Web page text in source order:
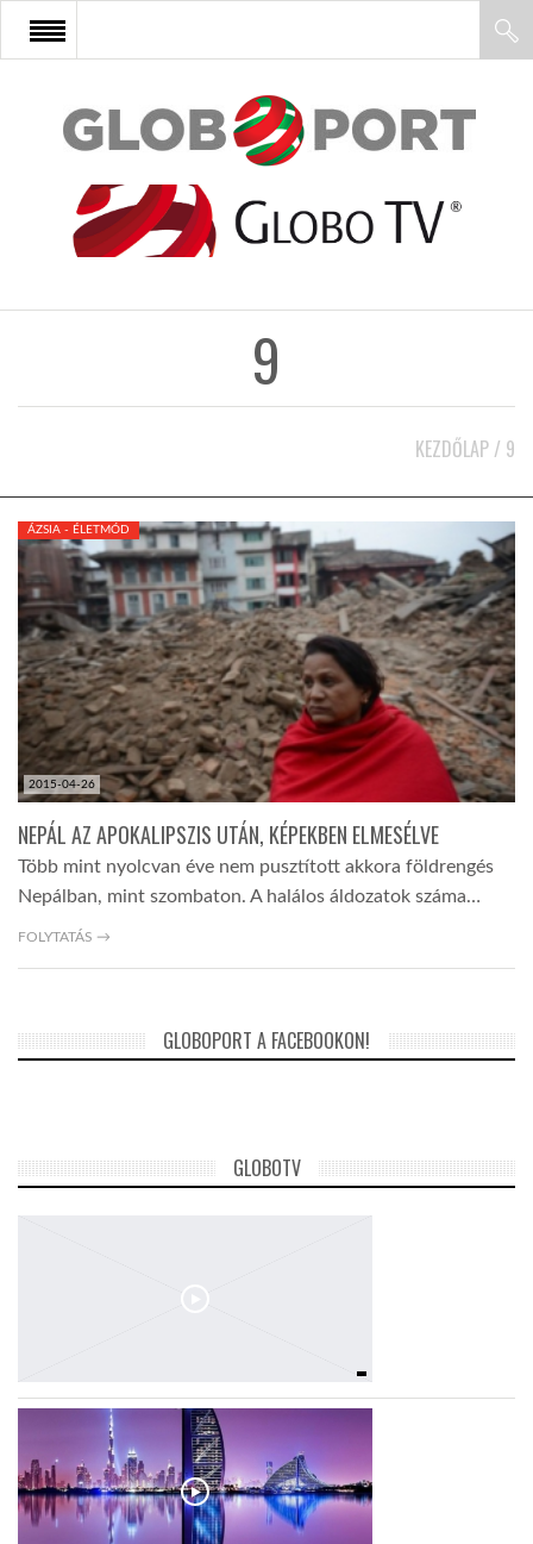
FŐOLDAL
AFRIKA
KÖZEL-KELET
AUSZTRÁLIA
A VILÁG ITTHON
GLOBOTV BP
HÍR3D
GLOBOTV
LINKTR.EE
GLOBOZSARU
9
KEZDŐLAP / 9
2015-04-26
ÁZSIA - ÉLETMÓD
NEPÁL AZ APOKALIPSZIS UTÁN, KÉPEKBEN ELMESÉLVE
Több mint nyolcvan éve nem pusztított akkora földrengés
Nepálban, mint szombaton. A halálos áldozatok száma…
FOLYTATÁS →
GLOBOPORT A FACEBOOKON!
GLOBOTV